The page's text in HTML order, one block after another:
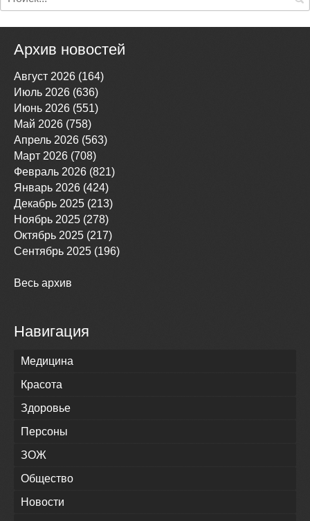
Архив новостей
Август 2026 (164)
Июль 2026 (636)
Июнь 2026 (551)
Май 2026 (758)
Апрель 2026 (563)
Март 2026 (708)
Февраль 2026 (821)
Январь 2026 (424)
Декабрь 2025 (213)
Ноябрь 2025 (278)
Октябрь 2025 (217)
Сентябрь 2025 (196)
Весь архив
Навигация
Медицина
Красота
Здоровье
Персоны
ЗОЖ
Общество
Новости